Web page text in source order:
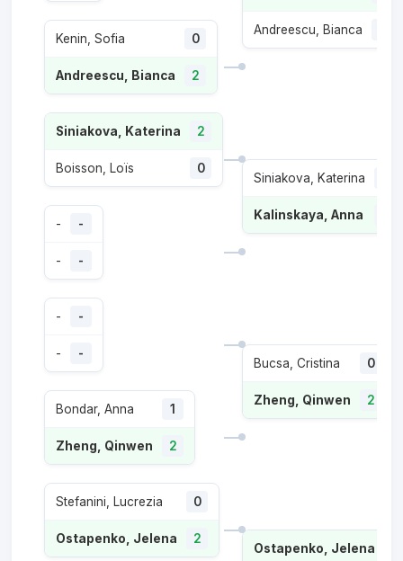
Kenin, Sofia 0
Andreescu, Bianca 2
Siniakova, Katerina 2
Boisson, Loïs 0
- -
- -
- -
- -
Bondar, Anna 1
Zheng, Qinwen 2
Stefanini, Lucrezia 0
Ostapenko, Jelena 2
Andreescu, Bianca
Siniakova, Katerina
Kalinskaya, Anna
Bucsa, Cristina 0
Zheng, Qinwen 2
Ostapenko, Jelena